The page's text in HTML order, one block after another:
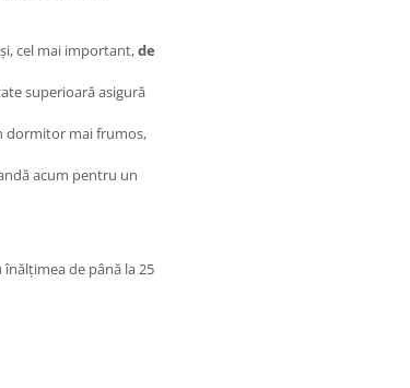
cel mai important,de
superioară asigură
dormitor mai frumos,
acum pentru un
de până la 25